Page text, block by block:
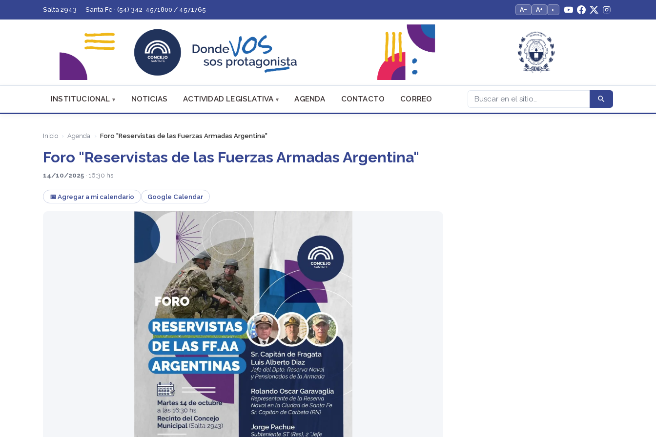
Salta 2943 — Santa Fe · (54) 342-4571800 / 4571765 A− A+ ◐
INSTITUCIONAL NOTICIAS ACTIVIDAD LEGISLATIVA AGENDA CONTACTO CORREO
Inicio Agenda Foro "Reservistas de las Fuerzas Armadas Argentina"
Foro "Reservistas de las Fuerzas Armadas Argentina"
14/10/2025 · 16:30 hs
📅 Agregar a mi calendario Google Calendar